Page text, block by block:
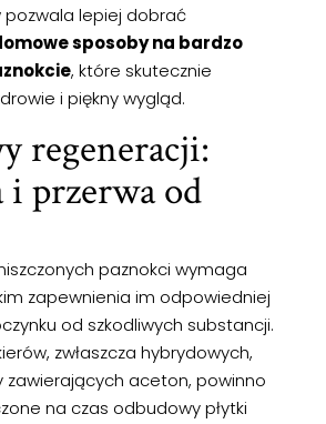
pozwala lepiej dobrać
sposoby na bardzo
, które skutecznie
i piękny wygląd.
regeneracji:
i przerwa od
paznokci wymaga
zapewnienia im odpowiedniej
od szkodliwych substancji.
zwłaszcza hybrydowych,
zawierających aceton, powinno
na czas odbudowy płytki